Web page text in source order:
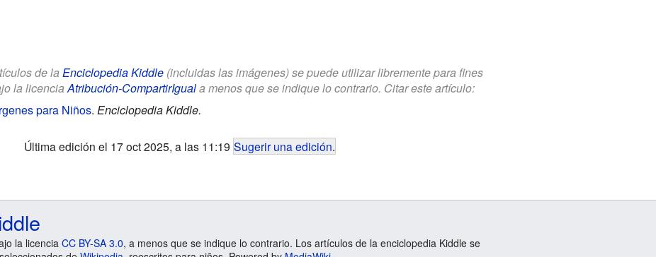
de la Enciclopedia Kiddle(incluidas las imágenes) se puede utilizar libremente para fines
la licencia Atribución-CompartirIguala menos que se indique lo contrario. Citar este artículo:
para Niños. Enciclopedia Kiddle.
Última edición el 17 oct 2025, a las 11:19 Sugerir una edición.
la licencia CC BY-SA 3.0, a menos que se indique lo contrario. Los artículos de la enciclopedia Kiddle se